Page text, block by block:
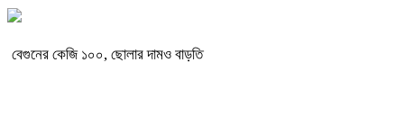
বেগুনের কেজি ১০০, ছোলার দামও বাড়তি